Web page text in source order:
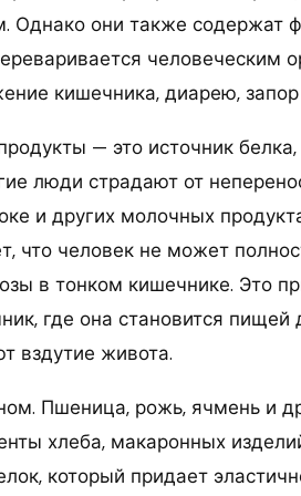
Однако они также содержат
человеческим
кишечника, диарею,
— это источник белка,
люди страдают от
и других молочных
что человек не может
в тонком кишечнике. Это
где она становится пищей
вздутие живота.
Пшеница, рожь, ячмень и
хлеба, макаронных
который придает